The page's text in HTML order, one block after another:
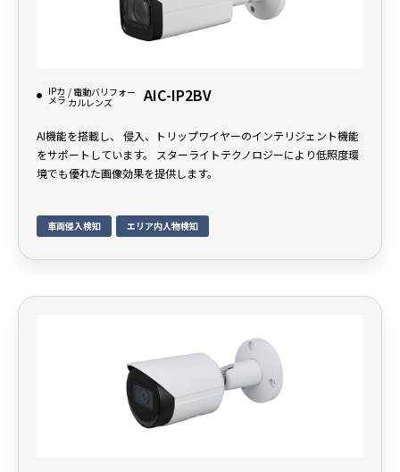
IPカ
メラ
/ 電動バリフォー
カルレンズ
AIC-IP2BV
AI機能を搭載し、 侵入、トリップワイヤーのインテリジェント機能
をサポートしています。 スターライトテクノロジーにより低照度環
境でも優れた画像効果を提供します。
車両侵入検知 エリア内人物検知